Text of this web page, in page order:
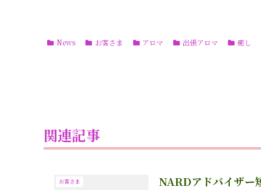
News お客さま アロマ 出張アロマ 癒し
関連記事
お客さま NARDアドバイザー